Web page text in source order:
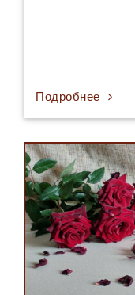
Подробнее